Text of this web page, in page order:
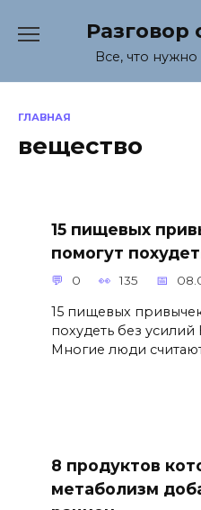
содержаниюВсе, что
ГЛАВНАЯ
вещество
15 пищевых
помогут
0 135
15 пищевых
похудеть без
Многие люди
8 продуктов
метаболизм